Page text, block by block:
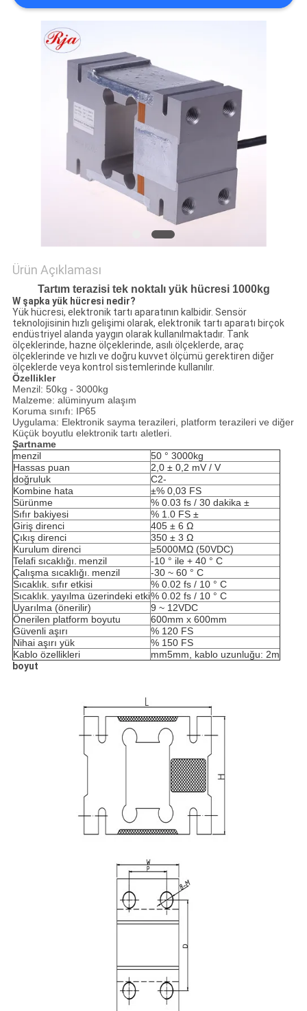
SITE
HARITASI
POLITIKASI
Ürün Açıklaması
Tartım terazisi tek noktalı yük hücresi 1000kg
W şapka yük hücresi nedir?
Yük hücresi, elektronik tartı aparatının kalbidir. Sensör
teknolojisinin hızlı gelişimi olarak, elektronik tartı aparatı birçok
endüstriyel alanda yaygın olarak kullanılmaktadır. Tank
ölçeklerinde, hazne ölçeklerinde, asılı ölçeklerde, araç
ölçeklerinde ve hızlı ve doğru kuvvet ölçümü gerektiren diğer
ölçeklerde veya kontrol sistemlerinde kullanılır.
Özellikler
Menzil: 50kg - 3000kg
Malzeme: alüminyum alaşım
Koruma sınıfı: IP65
Uygulama: Elektronik sayma terazileri, platform terazileri ve diğer
Küçük boyutlu elektronik tartı aletleri.
Şartname
menzil
50 ° 3000kg
Hassas puan
2,0 ± 0,2 mV / V
doğruluk
C2-
Kombine hata
±% 0,03 FS
Sürünme
% 0.03 fs / 30 dakika ±
Sıfır bakiyesi
% 1.0 FS ±
Giriş direnci
405 ± 6 Ω
Çıkış direnci
350 ± 3 Ω
Kurulum direnci
≥5000MΩ (50VDC)
Telafi sıcaklığı. menzil
-10 ° ile + 40 ° C
Çalışma sıcaklığı. menzil
-30 ~ 60 ° C
Sıcaklık. sıfır etkisi
% 0.02 fs / 10 ° C
Sıcaklık. yayılma üzerindeki etki% 0.02 fs / 10 ° C
Uyarılma (önerilir)
9 ~ 12VDC
Önerilen platform boyutu
600mm x 600mm
Güvenli aşırı
% 120 FS
Nihai aşırı yük
% 150 FS
Kablo özellikleri
mm5mm, kablo uzunluğu: 2m
boyut